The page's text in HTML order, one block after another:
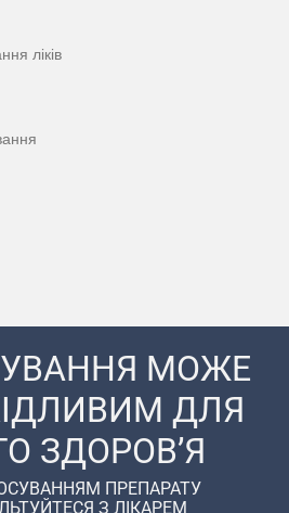
ліків
МОЖЕ
ДЛЯ
ЗДОРОВ’Я
ПРЕПАРАТУ
З ЛІКАРЕМ